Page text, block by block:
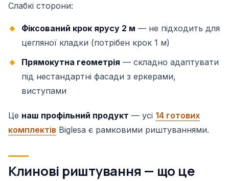
Слабкі сторони:
Фіксований крок ярусу 2 м — не підходить для
цегляної кладки (потрібен крок 1 м)
Прямокутна геометрія — складно адаптувати
під нестандартні фасади з еркерами,
виступами
Це наш профільний продукт — усі 14 готових
комплектів Biglesa є рамковими риштуваннями.
Клинові риштування — що це